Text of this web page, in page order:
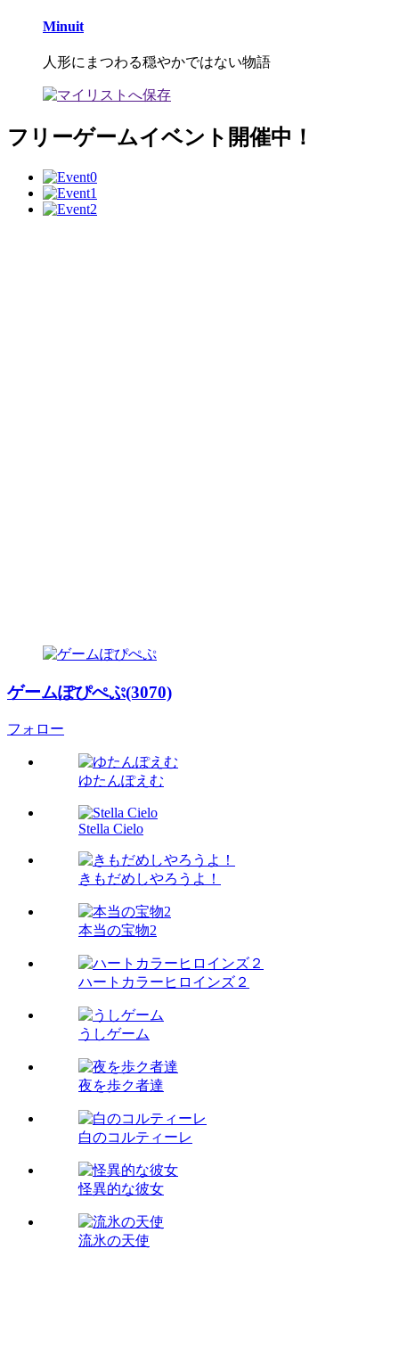
Minuit
人形にまつわる穏やかではない物語
フリーゲームイベント開催中！
ゲームぽぴぺぷ(3070)
フォロー
ゆたんぽえむ
Stella Cielo
きもだめしやろうよ！
本当の宝物2
ハートカラーヒロインズ２
うしゲーム
夜を歩ク者達
白のコルティーレ
怪異的な彼女
流氷の天使